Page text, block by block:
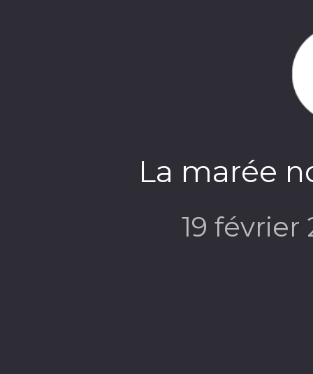
La marée
19 février